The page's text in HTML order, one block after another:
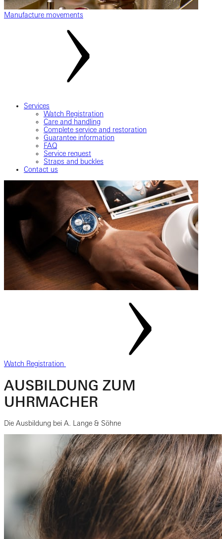
Manufacture movements
Services
Watch Registration
Care and handling
Complete service and restoration
Guarantee information
FAQ
Service request
Straps and buckles
Contact us
Watch Registration
AUSBILDUNG ZUM
UHRMACHER
Die Ausbildung bei A. Lange & Söhne